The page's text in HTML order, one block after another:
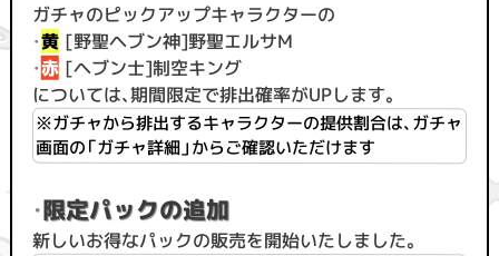
ガチャのピックアップキャラクターの
・黄[野聖ヘブン神]野聖エルサM
・赤[ヘブン士]制空キング
については、期間限定で排出確率がUPします。
※ガチャから排出するキャラクターの提供割合は、ガチャ
画面の「ガチャ詳細」からご確認いただけます
・限定パックの追加
新しいお得なパックの販売を開始いたしました。